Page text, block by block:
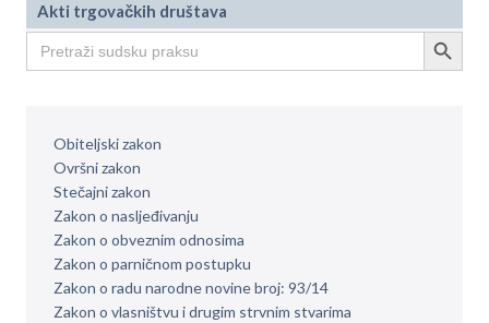
Akti trgovačkih društava
Search
for:
Search Button
Obiteljski zakon
Ovršni zakon
Stečajni zakon
Zakon o nasljeđivanju
Zakon o obveznim odnosima
Zakon o parničnom postupku
Zakon o radu narodne novine broj: 93/14
Zakon o vlasništvu i drugim strvnim stvarima